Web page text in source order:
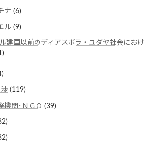
ナ (6)
ル (9)
建国以前のディアスポラ・ユダヤ社会におけ
(119)
機関･ＮＧＯ (39)